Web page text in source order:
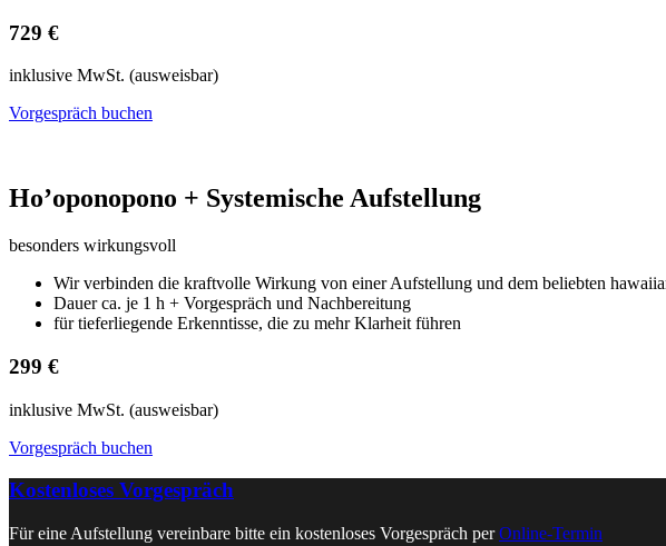
729 €
inklusive MwSt. (ausweisbar)
Vorgespräch buchen
Ho’oponopono + Systemische Aufstellung
besonders wirkungsvoll
Wir verbinden die kraftvolle Wirkung von einer Aufstellung und dem beliebten
Dauer ca. je 1 h + Vorgespräch und Nachbereitung
für tieferliegende Erkenntisse, die zu mehr Klarheit führen
299 €
inklusive MwSt. (ausweisbar)
Vorgespräch buchen
Kostenloses Vorgespräch
Für eine Aufstellung vereinbare bitte ein kostenloses Vorgespräch perOnline-Termin